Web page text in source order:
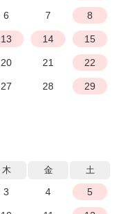
6 7 8
13 14 15
20 21 22
27 28 29
木 金 土
3 4 5